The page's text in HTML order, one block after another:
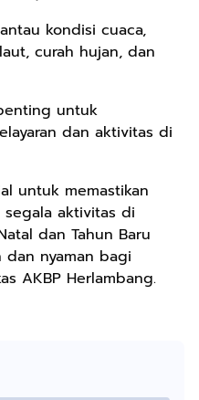
kondisi cuaca,
curah hujan, dan
untuk
dan aktivitas di
untuk memastikan
segala aktivitas di
dan Tahun Baru
nyaman bagi
AKBP Herlambang.